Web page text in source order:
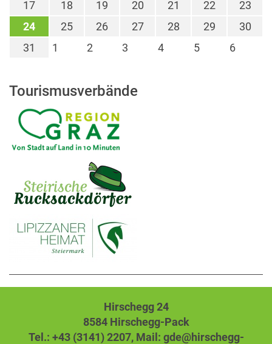
17
18 19 20 21 22
23
24
25 26 27 28 29
30
31
1 2 3 4 5 6
Tourismusverbände
Hirschegg 24
8584 Hirschegg-Pack
Tel.: +43 (3141) 2207, Mail: gde@hirschegg-